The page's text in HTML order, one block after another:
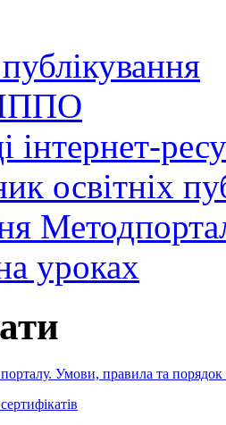
інтернет-
освітніх
уроках
Умови, правила та порядок